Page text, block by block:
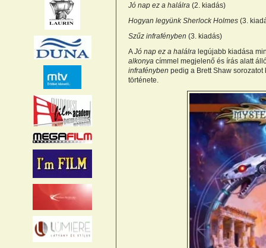
Jó nap ez a halálra (2. kiadás)
Hogyan legyünk Sherlock Holmes (3.
Szűz infrafényben (3. kiadás)
AJó nap ez a halálra legújabb kiadása
alkonya címmel megjelenő és írás alatt
infrafényben pedig a Brett Shaw
története.